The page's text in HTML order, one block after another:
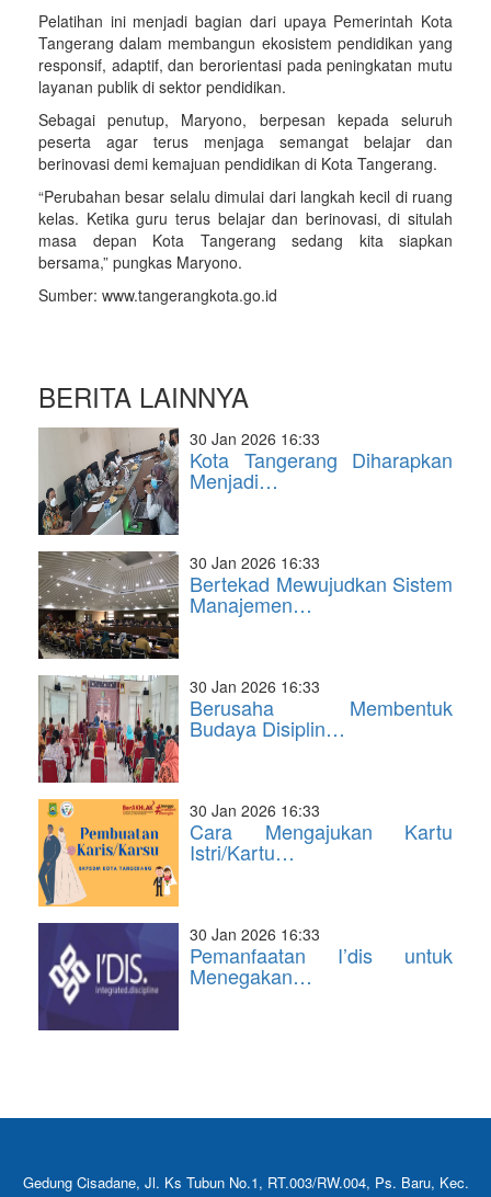
Pelatihan ini menjadi bagian dari upaya Pemerintah Kota
Tangerang dalam membangun ekosistem pendidikan yang
responsif, adaptif, dan berorientasi pada peningkatan mutu
layanan publik di sektor pendidikan.
Sebagai penutup, Maryono, berpesan kepada seluruh
peserta agar terus menjaga semangat belajar dan
berinovasi demi kemajuan pendidikan di Kota Tangerang.
“Perubahan besar selalu dimulai dari langkah kecil di ruang
kelas. Ketika guru terus belajar dan berinovasi, di situlah
masa depan Kota Tangerang sedang kita siapkan
bersama,” pungkas Maryono.
Sumber: www.tangerangkota.go.id
BERITA LAINNYA
30 Jan 2026 16:33
Kota Tangerang Diharapkan
Menjadi…
30 Jan 2026 16:33
Bertekad Mewujudkan Sistem
Manajemen…
30 Jan 2026 16:33
Berusaha Membentuk
Budaya Disiplin…
30 Jan 2026 16:33
Cara Mengajukan Kartu
Istri/Kartu…
30 Jan 2026 16:33
Pemanfaatan I’dis untuk
Menegakan…
Gedung Cisadane, Jl. Ks Tubun No.1, RT.003/RW.004, Ps. Baru, Kec.